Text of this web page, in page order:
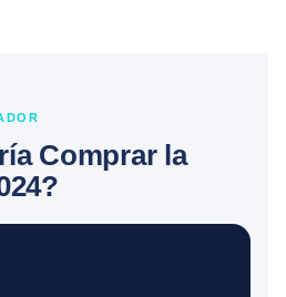
Comprar la